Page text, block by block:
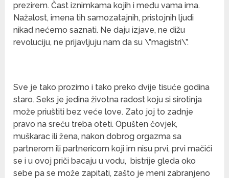
prezirem. Čast iznimkama kojih i među vama ima.
Nažalost, imena tih samozatajnih, pristojnih ljudi
nikad nećemo saznati. Ne daju izjave, ne dižu
revoluciju, ne prijavljuju nam da su \”magistri\”.
Sve je tako prozirno i tako preko dvije tisuće godina
staro. Seks je jedina životna radost koju si sirotinja
može priuštiti bez veće love. Zato joj to zadnje
pravo na sreću treba oteti. Opušten čovjek,
muškarac ili žena, nakon dobrog orgazma sa
partnerom ili partnericom koji im nisu prvi, prvi mačići
se i u ovoj priči bacaju u vodu, bistrije gleda oko
sebe pa se može zapitati, zašto je meni zabranjeno